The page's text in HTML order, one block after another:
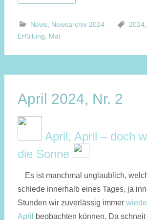
News, Newsarchiv 2024 2024,
Erfüllung, Mai
April 2024, Nr. 2
April, April – doch
die Sonne
Es ist manchmal unglaublich,
schiede innerhalb eines Tages, ja
Stunden wir zuver­läs­sig immer
April
beo­bachten können. Da